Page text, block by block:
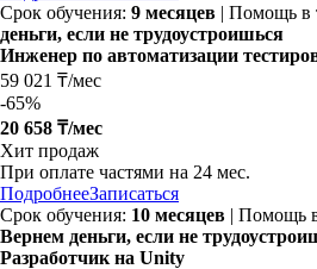
Срок обучения: 9 месяцев | Помощь в
деньги, если не трудоустроишься
Инженер по автоматизации
59 021 ₸/мес
-65%
20 658 ₸/мес
Хит продаж
При оплате частями на 24 мес.
ПодробнееЗаписаться
Срок обучения: 10 месяцев | Помощь в
Вернем деньги, если не
Разработчик на Unity